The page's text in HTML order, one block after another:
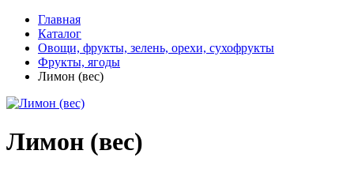
Главная
Каталог
Овощи, фрукты, зелень, орехи, сухофрукты
Фрукты, ягоды
Лимон (вес)
Лимон (вес)